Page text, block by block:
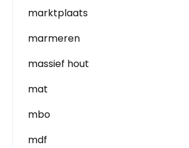
marktplaats
marmeren
massief hout
mat
mbo
mdf